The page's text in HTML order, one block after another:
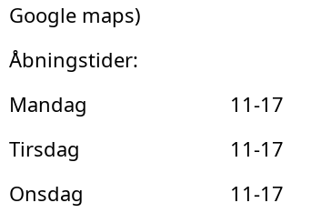
Google maps)
Åbningstider:
Mandag
11-17
Tirsdag
11-17
Onsdag
11-17